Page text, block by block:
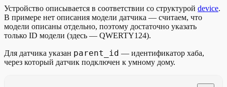
"online",
"sensor_sensitive",
"signal_strength",
"allowed_values": {
"signal_strength": {
Устройство описывается в соответствии со структурой device.
В примере нет описания модели датчика — считаем, что
модели описаны отдельно, поэтому достаточно указать
только ID модели (здесь — QWERTY124).
Для датчика указан parent_id — идентификатор хаба,
через который датчик подключен к умному дому.